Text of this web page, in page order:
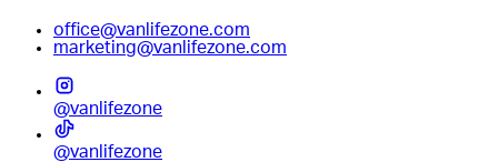
office@vanlifezone.com
marketing@vanlifezone.com
@vanlifezone
@vanlifezone